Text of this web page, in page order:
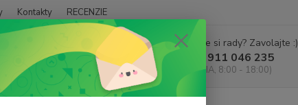
Kontakty RECENZIE
Hľadať
Neviete si rady? Zavolajte :)
+421 911 046 235
(PO - PIA, 8:00 - 18:00)